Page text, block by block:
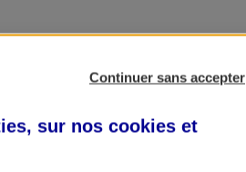
Continuer sans accepter
sur nos cookies et